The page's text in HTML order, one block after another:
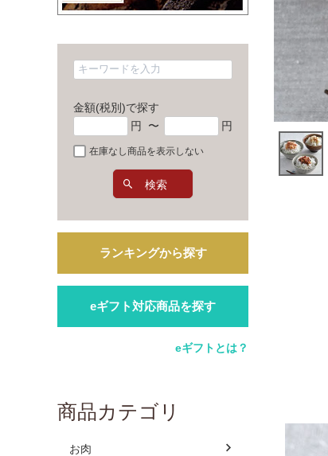
金額(税別)で探す
円
〜 円
在庫なし商品を表示しない
検索
ランキングから探す
eギフト対応商品を探す
eギフトとは？
商品カテゴリ
お肉